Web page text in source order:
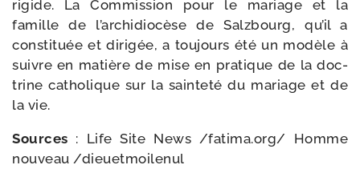
rigide. La Commission pour le mariage et la
famille de l’ar­chi­dio­cèse de Salzbourg, qu’il a
consti­tuée et diri­gée, a tou­jours été un modèle à
suivre en matière de mise en pra­tique de la doc­
trine catho­lique sur la sain­te­té du mariage et de
la vie.
Sources : Life Site News /​fati​ma​.org/ Homme
nou­veau /​dieuet­moi­le­nul